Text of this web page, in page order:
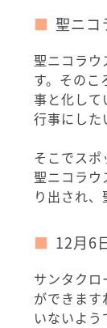
聖ニコ
聖ニコラウ
す。その
事と化して
行事にした
そこでスポ
聖ニコラウ
り出され
12月6
サンタク
ができま
いないよう